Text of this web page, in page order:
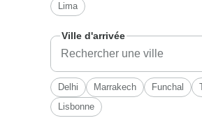
Lima
Ville d'arrivée
Delhi Marrakech Funchal
Lisbonne